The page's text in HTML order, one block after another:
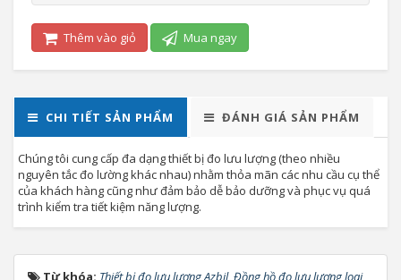
Thêm vào giỏ Mua ngay
CHI TIẾT SẢN PHẨM ĐÁNH GIÁ SẢN PHẨM
Chúng tôi cung cấp đa dạng thiết bị đo lưu lượng (theo nhiều
nguyên tắc đo lường khác nhau) nhằm thỏa mãn các nhu cầu cụ thể
của khách hàng cũng như đảm bảo dễ bảo dưỡng và phục vụ quá
trình kiểm tra tiết kiệm năng lượng.
Từ khóa: Thiết bị đo lưu lượng Azbil,Đồng hồ đo lưu lượng loại